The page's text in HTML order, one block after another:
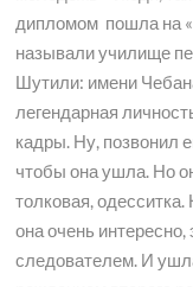
дипломом пошла на
называли училище
Шутили: имени
легендарная
кадры. Ну, позвонил
чтобы она ушла. Но
толковая,
она очень
следователем. И